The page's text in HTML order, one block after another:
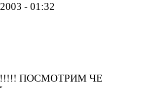
- 01:32
ПОСМОТРИМ ЧЕ